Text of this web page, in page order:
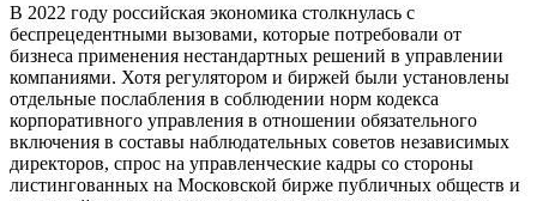
В 2022 году российская экономика столкнулась с
беспрецедентными вызовами, которые потребовали от
бизнеса применения нестандартных решений в управлении
компаниями. Хотя регулятором и биржей были установлены
отдельные послабления в соблюдении норм кодекса
корпоративного управления в отношении обязательного
включения в составы наблюдательных советов независимых
директоров, спрос на управленческие кадры со стороны
листингованных на Московской бирже публичных обществ и